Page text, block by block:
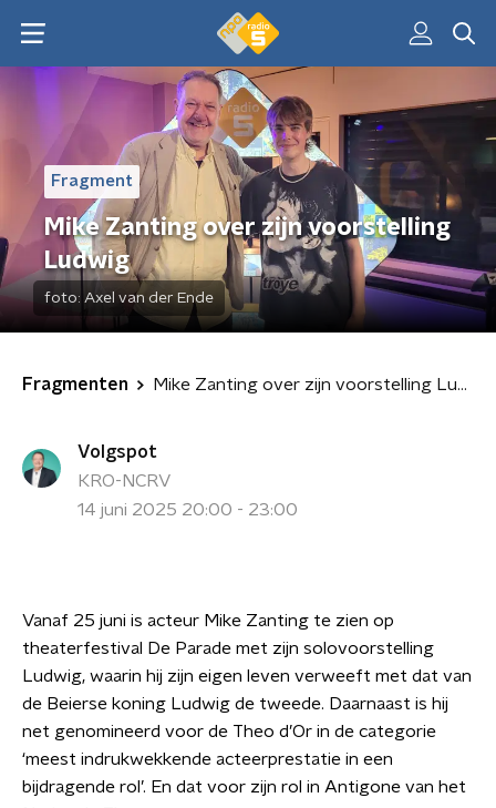
Fragment
Mike Zanting over zijn voorstelling
Ludwig
foto: Axel van der Ende
Fragmenten Mike Zanting over zijn voorstelling Ludwig
Volgspot
KRO-NCRV
14 juni 2025 20:00 - 23:00
Vanaf 25 juni is acteur Mike Zanting te zien op
theaterfestival De Parade met zijn solovoorstelling
Ludwig, waarin hij zijn eigen leven verweeft met dat van
de Beierse koning Ludwig de tweede. Daarnaast is hij
net genomineerd voor de Theo d’Or in de categorie
‘meest indrukwekkende acteerprestatie in een
bijdragende rol’. En dat voor zijn rol in Antigone van het